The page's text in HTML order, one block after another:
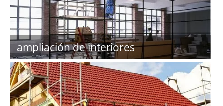
ampliación de interiores